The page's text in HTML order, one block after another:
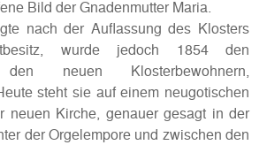
Bild der Gnadenmutter Maria.
nach der Auflassung des Klosters
wurde jedoch 1854 den
den neuen Klosterbewohnern,
steht sie auf einem neugotischen
neuen Kirche, genauer gesagt in der
der Orgelempore und zwischen den